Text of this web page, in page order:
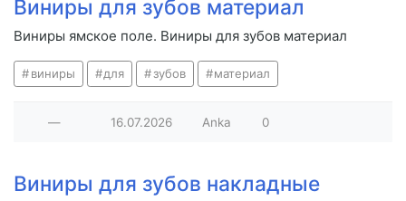
Виниры для зубов материал
Виниры ямское поле. Виниры для зубов материал
виниры для зубов материал
— 16.07.2026 Anka 0
Виниры для зубов накладные